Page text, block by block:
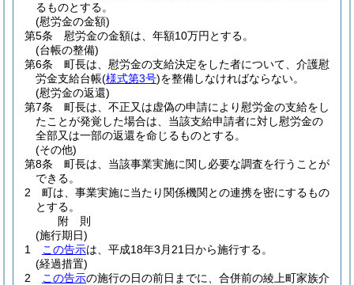
るものとする。
(慰労金の金額)
第5条
慰労金の金額は、年額10万円とする。
(台帳の整備)
第6条
町長は、慰労金の支給決定をした者について、介護慰
労金支給台帳(様式第3号)を整備しなければならない。
(慰労金の返還)
第7条
町長は、不正又は虚偽の申請により慰労金の支給をし
たことが発覚した場合は、当該支給申請者に対し慰労金の
全部又は一部の返還を命じるものとする。
(その他)
第8条
町長は、当該事業実施に関し必要な調査を行うことが
できる。
2
町は、事業実施に当たり関係機関との連携を密にするもの
とする。
附 則
(施行期日)
1
この告示は、平成18年3月21日から施行する。
(経過措置)
2
この告示の施行の日の前日までに、合併前の綾上町家族介